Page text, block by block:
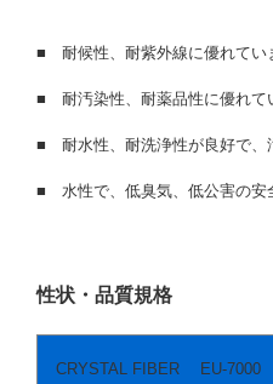
■ 耐候性、耐紫外線に優れてい
■ 耐汚染性、耐薬品性に優れて
■ 耐水性、耐洗浄性が良好で、
■ 水性で、低臭気、低公害の安
性状・品質規格
CRYSTAL FIBER EU-7000